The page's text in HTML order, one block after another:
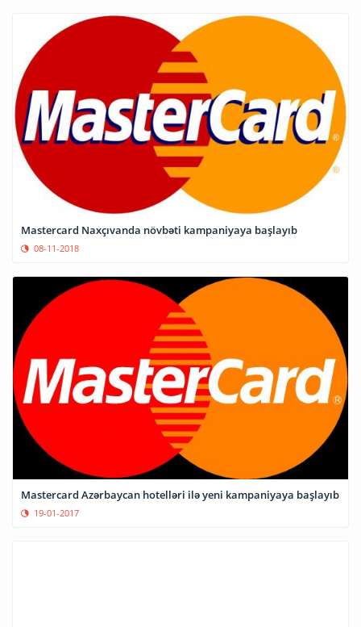
Mastercard Naxçıvanda növbəti kampaniyaya başlayıb
08-11-2018
Mastercard Azərbaycan hotelləri ilə yeni kampaniyaya başlayıb
19-01-2017